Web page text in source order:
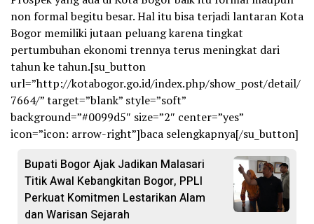
non formal begitu besar. Hal itu bisa terjadi lantaran Kota
Bogor memiliki jutaan peluang karena tingkat
pertumbuhan ekonomi trennya terus meningkat dari
tahun ke tahun.[su_button
url=”http://kotabogor.go.id/index.php/show_post/detail/
7664/” target=”blank” style=”soft”
background=”#0099d5″ size=”2″ center=”yes”
icon=”icon: arrow-right”]baca selengkapnya[/su_button]
Bupati Bogor Ajak Jadikan Malasari
Titik Awal Kebangkitan Bogor, PPLI
Perkuat Komitmen Lestarikan Alam
dan Warisan Sejarah